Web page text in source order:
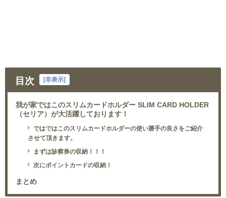
目次 非表示
我が家ではこのスリムカードホルダー SLIM CARD HOLDER
（セリア）が大活躍しております！
ではではこのスリムカードホルダーの使い勝手の良さをご紹介
させて頂きます。
まずは診察券の収納！！！
次にポイントカードの収納！
まとめ